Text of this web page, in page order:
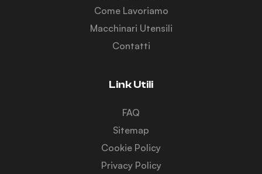
Come Lavoriamo
Macchinari Utensili
Contatti
Link Utili
FAQ
Sitemap
Cookie Policy
Privacy Policy